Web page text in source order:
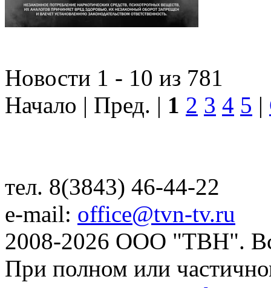
Новости 1 - 10 из 781
Начало | Пред. | 1 2 3 4 5 |
тел. 8(3843) 46-44-22
e-mail: office@tvn-tv.ru
2008-2026 ООО "ТВН".
При полном или